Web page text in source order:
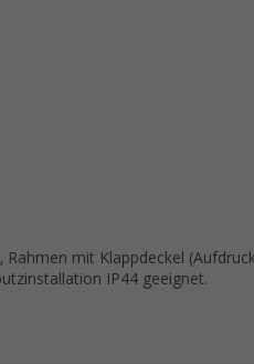
mit Klappdeckel
IP44 geeignet.